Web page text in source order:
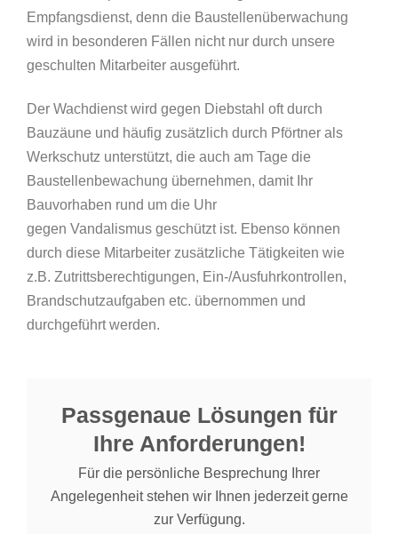
Empfangsdienst, denn die Baustellenüberwachung
wird in besonderen Fällen nicht nur durch unsere
geschulten Mitarbeiter ausgeführt.
Der Wachdienst wird gegen Diebstahl oft durch
Bauzäune und häufig zusätzlich durch Pförtner als
Werkschutz unterstützt, die auch am Tage die
Baustellenbewachung übernehmen, damit Ihr
Bauvorhaben rund um die Uhr
gegen Vandalismus geschützt ist. Ebenso können
durch diese Mitarbeiter zusätzliche Tätigkeiten wie
z.B. Zutrittsberechtigungen, Ein-/Ausfuhrkontrollen,
Brandschutzaufgaben etc. übernommen und
durchgeführt werden.
Passgenaue Lösungen für
Ihre Anforderungen!
Für die persönliche Besprechung Ihrer
Angelegenheit stehen wir Ihnen jederzeit gerne
zur Verfügung.